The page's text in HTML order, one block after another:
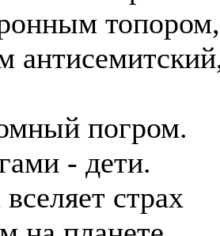
топором,
погром.
- дети.
страх